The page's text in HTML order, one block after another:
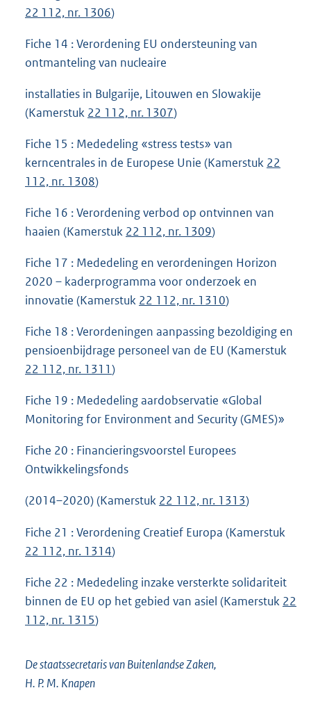
22 112, nr. 1306)
Fiche 14 : Verordening EU ondersteuning van
ontmanteling van nucleaire
installaties in Bulgarije, Litouwen en Slowakije
(Kamerstuk 22 112, nr. 1307)
Fiche 15 : Mededeling «stress tests» van
kerncentrales in de Europese Unie (Kamerstuk 22
112, nr. 1308)
Fiche 16 : Verordening verbod op ontvinnen van
haaien (Kamerstuk 22 112, nr. 1309)
Fiche 17 : Mededeling en verordeningen Horizon
2020 – kaderprogramma voor onderzoek en
innovatie (Kamerstuk 22 112, nr. 1310)
Fiche 18 : Verordeningen aanpassing bezoldiging en
pensioenbijdrage personeel van de EU (Kamerstuk
22 112, nr. 1311)
Fiche 19 : Mededeling aardobservatie «Global
Monitoring for Environment and Security (GMES)»
Fiche 20 : Financieringsvoorstel Europees
Ontwikkelingsfonds
(2014–2020) (Kamerstuk 22 112, nr. 1313)
Fiche 21 : Verordening Creatief Europa (Kamerstuk
22 112, nr. 1314)
Fiche 22 : Mededeling inzake versterkte solidariteit
binnen de EU op het gebied van asiel (Kamerstuk 22
112, nr. 1315)
De staatssecretaris van Buitenlandse Zaken,
H. P. M. Knapen